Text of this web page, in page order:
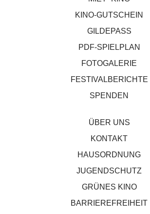
KINO-GUTSCHEIN
GILDEPASS
PDF-SPIELPLAN
FOTOGALERIE
FESTIVALBERICHTE
SPENDEN
ÜBER UNS
KONTAKT
HAUSORDNUNG
JUGENDSCHUTZ
GRÜNES KINO
BARRIEREFREIHEIT